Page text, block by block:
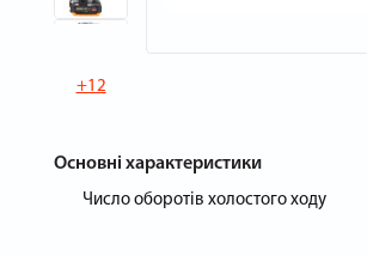
+12
Основні характеристики
Число оборотів холостого ходу